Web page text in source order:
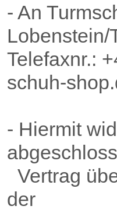
- An
Lobenstein/
Telefaxnr.:
schuh-
- Hiermit
Vertrag
der